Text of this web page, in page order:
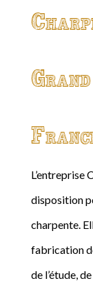
L’entreprise
disposition
charpente.
fabrication
de l’étude,